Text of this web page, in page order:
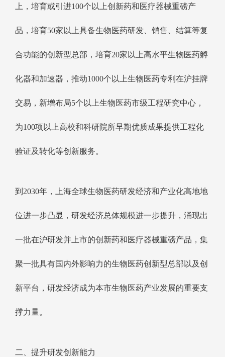
上，培育或引进100个以上创新药和医疗器械重磅产
品，培育50家以上具备生物医药研发、销售、结算等复
合功能的创新型总部，培育20家以上高水平生物医药孵
化器和加速器，推动1000个以上生物医药专利在沪挂牌
交易，新增布局5个以上生物医药市级工程研究中心，
为100项以上高校和科研院所早期优质成果提供工程化
验证及转化等创新服务。
到2030年，上海全球生物医药研发经济和产业化高地地
位进一步凸显，研发经济总体规模进一步提升，涌现出
一批在沪研发并上市的创新药和医疗器械重磅产品，集
聚一批具有国内外影响力的生物医药创新型总部以及创
新平台，研发经济成为本市生物医药产业发展的重要支
撑力量。
二、提升研发创新能力